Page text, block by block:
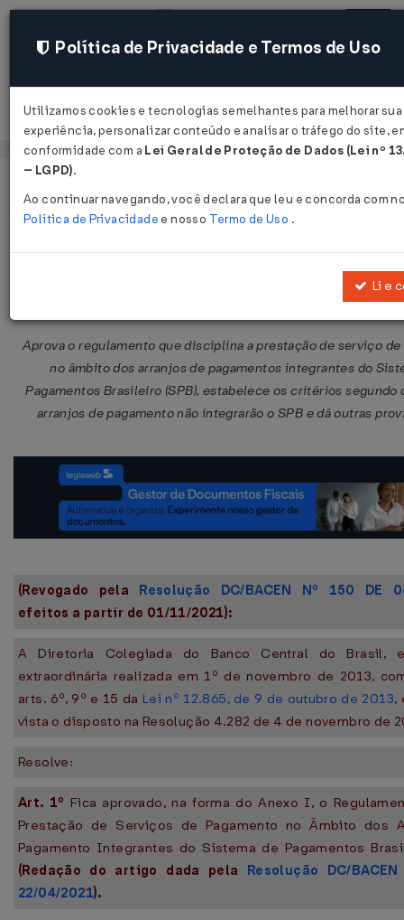
Acessar
Publicado no DOU em 6 nov 2013
Aprova o regulamento que disciplina a prestação de serviço de
no âmbito dos arranjos de pagamentos integrantes do
Pagamentos Brasileiro (SPB), estabelece os critérios segundo
arranjos de pagamento não integrarão o SPB e dá outras
(Revogado pela Resolução DC/BACEN Nº 150 DE
efeitos a partir de 01/11/2021):
A Diretoria Colegiada do Banco Central do Brasil,
extraordinária realizada em 1º de novembro de 2013,
arts. 6º, 9º e 15 da Lei nº 12.865, de 9 de outubro de 2013,
vista o disposto na Resolução 4.282 de 4 de novembro de
Resolve:
Art. 1º Fica aprovado, na forma do Anexo I, o
Prestação de Serviços de Pagamento no Âmbito dos
Pagamento Integrantes do Sistema de Pagamentos
(Redação do artigo dada pela Resolução DC/
22/04/2021).
Política de Privacidade e Termos de Uso
Utilizamos cookies e tecnologias semelhantes para melhorar sua
experiência, personalizar conteúdo e analisar o tráfego do site,
conformidade com a Lei Geral de Proteção de Dados (Lei nº
– LGPD).
Ao continuar navegando, você declara que leu e concorda com
Política de Privacidade e nosso Termo de Uso .
Li e